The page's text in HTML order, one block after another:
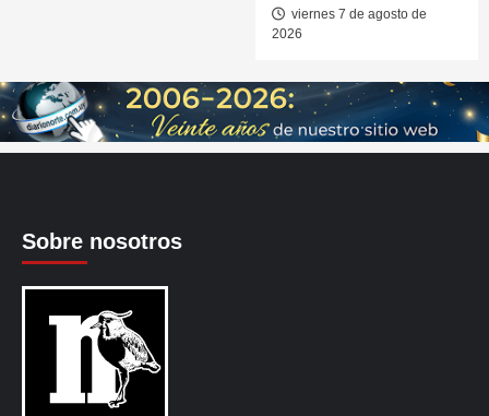
viernes 7 de agosto de
2026
Sobre nosotros